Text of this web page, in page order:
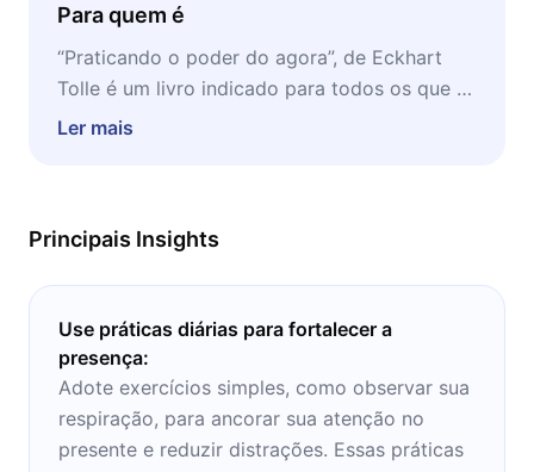
Para quem é
“Praticando o poder do agora”, de Eckhart
Tolle é um livro indicado para todos os que se
esforçam no dia a dia, mas, apesar disso,
Ler mais
Principais Insights
Use práticas diárias para fortalecer a
presença:
Adote exercícios simples, como observar sua
respiração, para ancorar sua atenção no
presente e reduzir distrações. Essas práticas